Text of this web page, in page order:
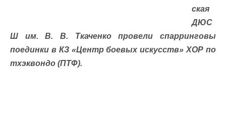
ская
ДЮС
Ш им. В. В. Ткаченко провели спарринговы
поединки в КЗ «Центр боевых искусств» ХОР по
тхэквондо (ПТФ).